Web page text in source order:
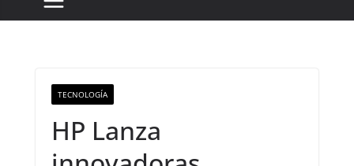
TECNOLOGÍA
HP Lanza